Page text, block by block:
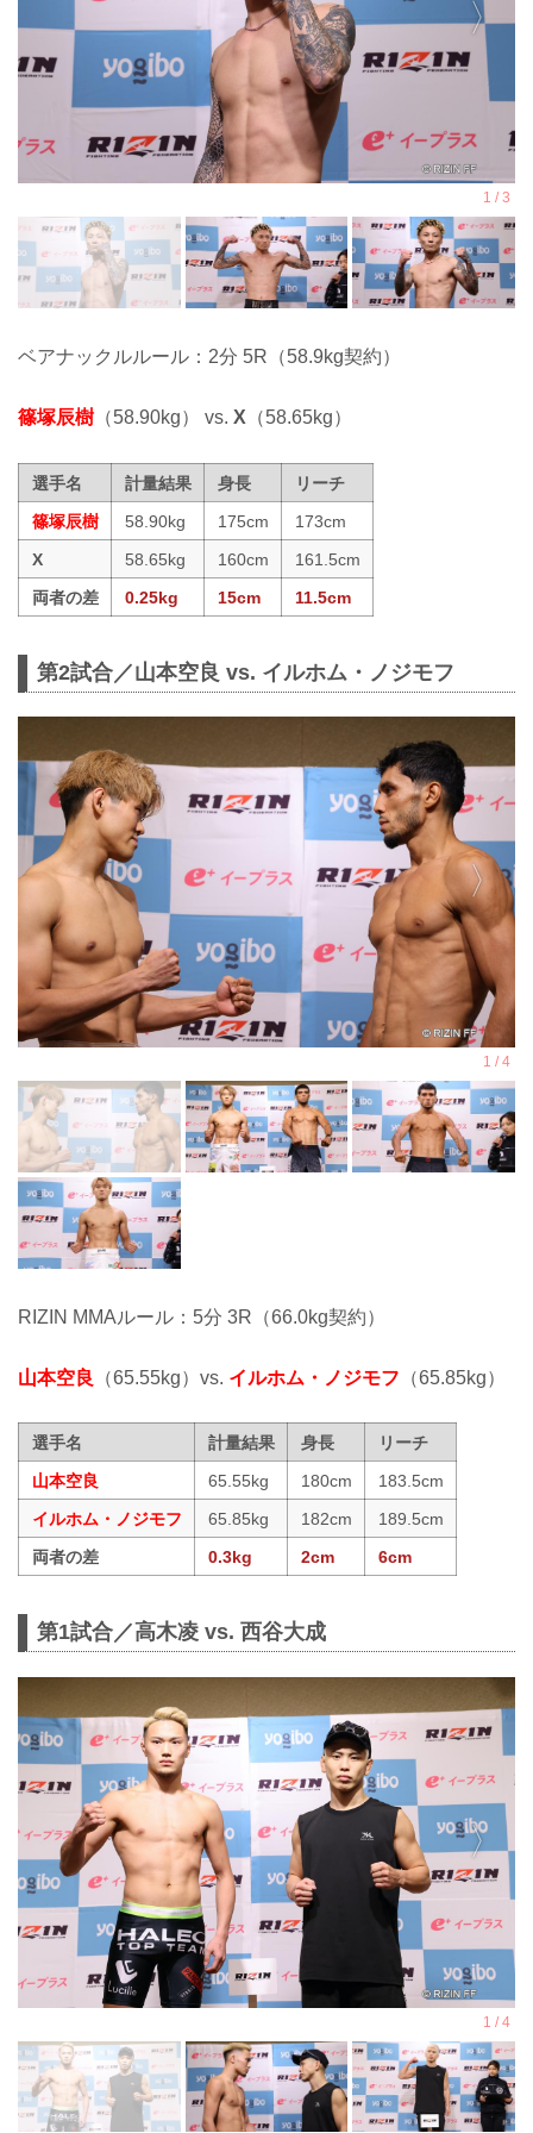
ベアナックルルール：2分 5R（58.9kg契約）
篠塚辰樹 （58.90kg） vs. X （58.65kg）
選手名 計量結果 身長
リーチ
篠塚辰樹
58.90kg 175cm
173cm
X
58.65kg 160cm
161.5cm
両者の差
0.25kg 15cm 11.5cm
第2試合／山本空良 vs. イルホム・ノジモフ
RIZIN MMAルール：5分 3R（66.0kg契約）
山本空良 （65.55kg）vs. イルホム・ノジモフ （65.85kg）
選手名 計量結果 身長
リーチ
山本空良
65.55kg 180cm
183.5cm
イルホム・ノジモフ
65.85kg 182cm
189.5cm
両者の差
0.3kg 2cm 6cm
第1試合／高木凌 vs. 西谷大成